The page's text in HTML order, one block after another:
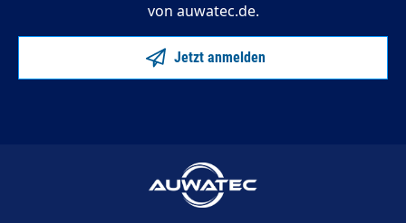
von auwatec.de.
Jetzt anmelden